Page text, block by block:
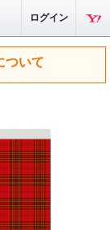
ログイン
ついて